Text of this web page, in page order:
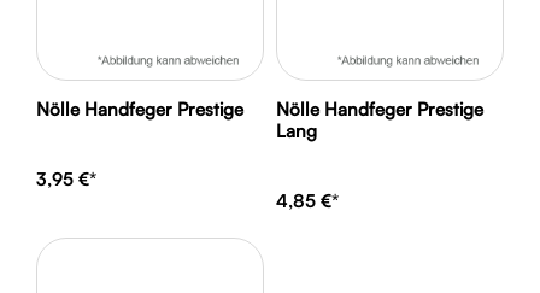
Nölle Handfeger Prestige
3,95 €*
Nölle Handfeger Prestige
Lang
4,85 €*